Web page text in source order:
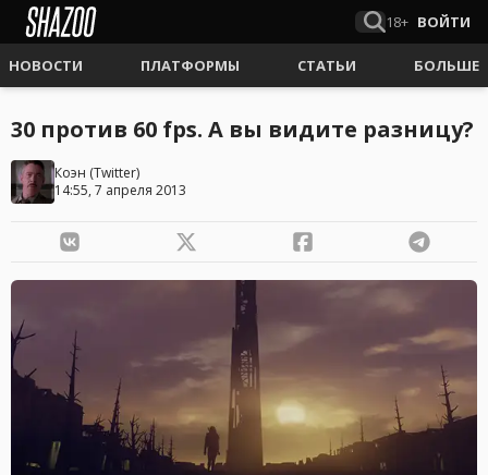
18+ ВОЙТИ
НОВОСТИ ПЛАТФОРМЫ СТАТЬИ БОЛЬШЕ
30 против 60 fps. А вы видите разницу?
Коэн (Twitter)
14:55, 7 апреля 2013